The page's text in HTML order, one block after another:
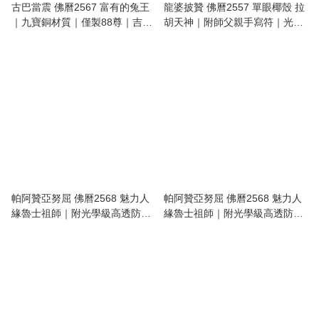
古巴當震 佛曆2567 富有的兔王
｜九寶銅材質｜僅製88尊｜吉祥
龍婆披贊 佛曆2557 單眼椰殼 拉
胡天神｜附師父親手寫符｜光學
帕阿贊亞努屈 佛曆2568 魅力人
緣魯士祖師｜附光學級高透防水
帕阿贊亞努屈 佛曆2568 魅力人
緣魯士祖師｜附光學級高透防水